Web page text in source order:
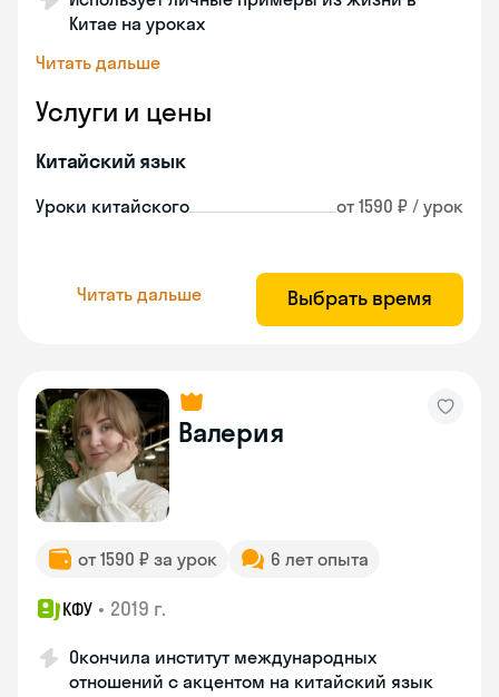
Китае на уроках
Читать дальше
Услуги и цены
Китайский язык
Уроки китайского от 1590 ₽ / урок
Читать дальше Выбрать время
Валерия
от 1590 ₽ за урок 6 лет опыта
КФУ • 2019 г.
Окончила институт международных
отношений с акцентом на китайский язык